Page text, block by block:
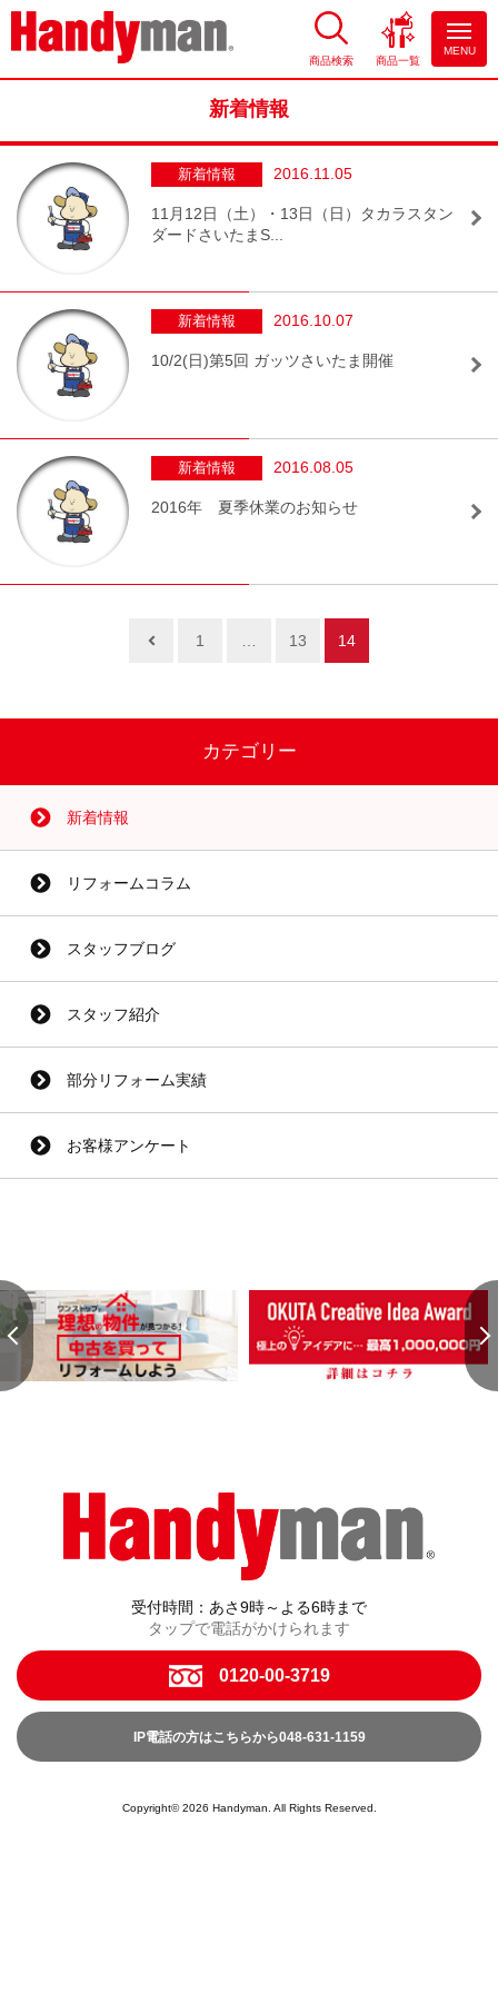
お風呂やキッチンのリフォーム
商品検索 商品一覧
MENU
新着情報
新着情報 2016.11.05
11月12日（土）・13日（日）タカラスタン
ダードさいたまS...
新着情報 2016.10.07
10/2(日)第5回 ガッツさいたま開催
新着情報 2016.08.05
2016年 夏季休業のお知らせ
1 … 13 14
カテゴリー
新着情報
リフォームコラム
スタッフブログ
スタッフ紹介
部分リフォーム実績
お客様アンケート
受付時間：あさ9時～よる6時まで
タップで電話がかけられます
0120-00-3719
IP電話の方はこちらから048-631-1159
Copyright© 2026 Handyman. All Rights Reserved.